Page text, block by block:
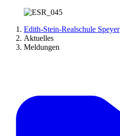
Edith-Stein-Realschule Speyer
Aktuelles
Meldungen